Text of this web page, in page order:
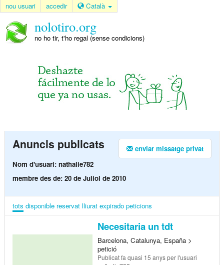
nou usuari accedir Català
nolotiro.org
no ho tir, t'ho regal (sense condicions)
enviar missatge privat
Anuncis publicats
Nom d'usuari: nathalie782
membre des de: 20 de Juliol de 2010
tots disponible reservat lliurat expirado peticions
Necesitaria un tdt
Barcelona, Catalunya, España >
petició
Publicatfa quasi 15 anysper l'usuari